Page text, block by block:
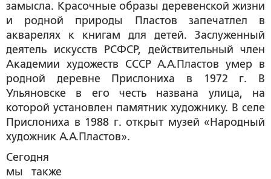
замысла. Красочные образы деревенской жизни
и родной природы Пластов запечатлел в
акварелях к книгам для детей. Заслуженный
деятель искусств РСФСР, действительный член
Академии художеств СССР А.А.Пластов умер в
родной деревне Прислониха в 1972 г. В
Ульяновске в его честь названа улица, на
которой установлен памятник художнику. В селе
Прислониха в 1988 г. открыт музей «Народный
художник А.А.Пластов».
Сегодня
мы также